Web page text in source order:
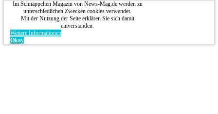
Im Schnäppchen Magazin von News-Mag.de werden zu
unterschiedlichen Zwecken cookies verwendet.
Mit der Nutzung der Seite erklären Sie sich damit
einverstanden.
Weitere Informationen
Okay